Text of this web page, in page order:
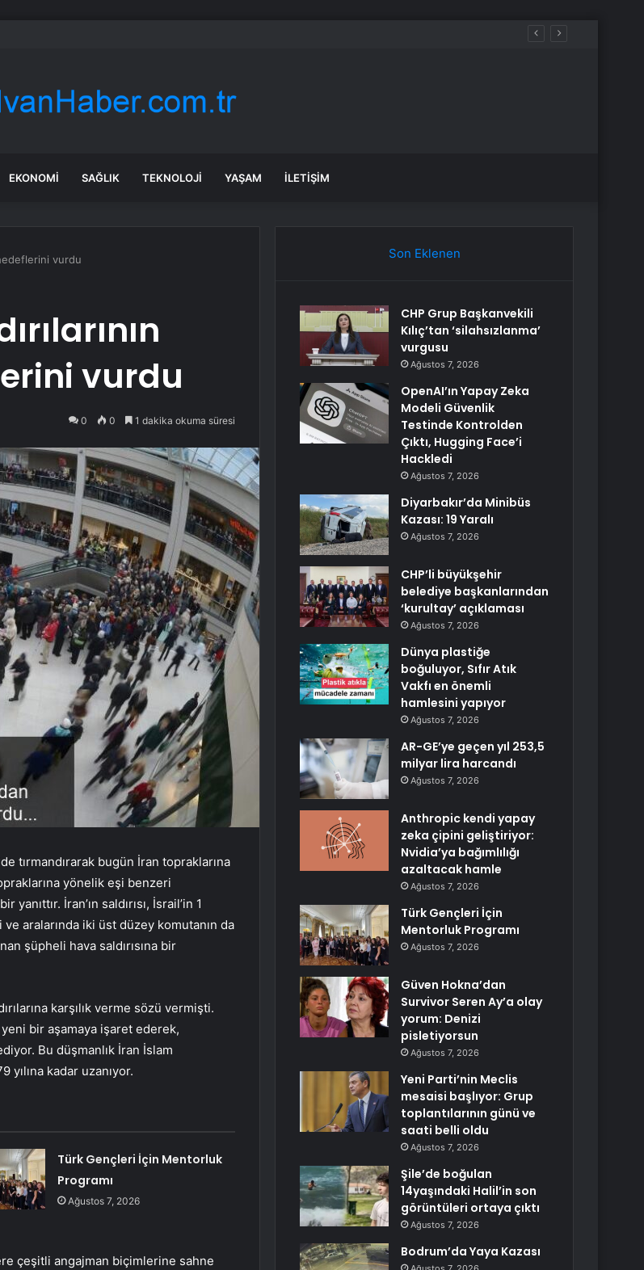
Güvenlik Testinde Kontrolden Çıktı, Hugging Face’i Hackledi
EKONOMI SAĞLIK TEKNOLOJI YAŞAM İLETIŞIM
vurdu
vurdu
0 0 1 dakika okuma süresi
tırmandırarak bugün İran topraklarına
yönelik eşi benzeri
İran’ın saldırısı, İsrail’in 1
aralarında iki üst düzey komutanın da
şüpheli hava saldırısına bir
karşılık verme sözü vermişti.
bir aşamaya işaret ederek,
Bu düşmanlık İran İslam
yılına kadar uzanıyor.
Türk Gençleri İçin Mentorluk
Programı
Ağustos 7, 2026
çeşitli angajman biçimlerine sahne
Son Eklenen
CHP Grup Başkanvekili
Kılıç’tan ‘silahsızlanma’
vurgusu
Ağustos 7, 2026
OpenAI’ın Yapay Zeka
Modeli Güvenlik
Testinde Kontrolden
Çıktı, Hugging Face’i
Hackledi
Ağustos 7, 2026
Diyarbakır’da Minibüs
Kazası: 19 Yaralı
Ağustos 7, 2026
CHP’li büyükşehir
belediye başkanlarından
‘kurultay’ açıklaması
Ağustos 7, 2026
Dünya plastiğe
boğuluyor, Sıfır Atık
Vakfı en önemli
hamlesini yapıyor
Ağustos 7, 2026
AR-GE’ye geçen yıl 253,5
milyar lira harcandı
Ağustos 7, 2026
Anthropic kendi yapay
zeka çipini geliştiriyor:
Nvidia’ya bağımlılığı
azaltacak hamle
Ağustos 7, 2026
Türk Gençleri İçin
Mentorluk Programı
Ağustos 7, 2026
Güven Hokna’dan
Survivor Seren Ay’a olay
yorum: Denizi
pisletiyorsun
Ağustos 7, 2026
Yeni Parti’nin Meclis
mesaisi başlıyor: Grup
toplantılarının günü ve
saati belli oldu
Ağustos 7, 2026
Şile’de boğulan
14yaşındaki Halil’in son
görüntüleri ortaya çıktı
Ağustos 7, 2026
Bodrum’da Yaya Kazası